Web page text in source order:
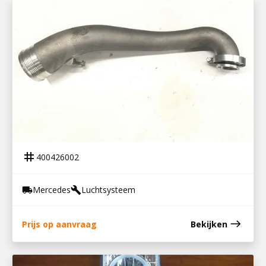
tag 400426002
local_shippingMercedesbuildLuchtsysteem
Prijs op aanvraag Bekijken east